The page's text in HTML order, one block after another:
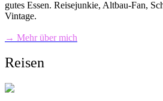
gutes Essen. Reisejunkie, Altbau-Fan,
Vintage.
→ Mehr über mich
Reisen